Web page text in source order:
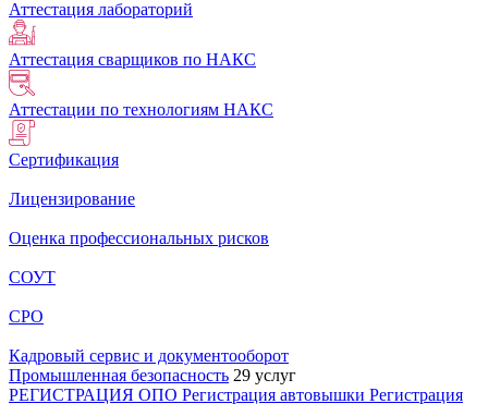
Аттестация лабораторий
Аттестация сварщиков по НАКС
Аттестации по технологиям НАКС
Сертификация
Лицензирование
Оценка профессиональных рисков
СОУТ
СРО
Кадровый сервис и документооборот
Промышленная безопасность 29 услуг
РЕГИСТРАЦИЯ ОПО Регистрация автовышки Регистрация